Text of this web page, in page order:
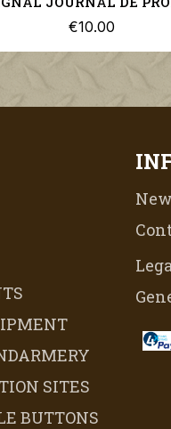
€10.00
SITES
BUTTONS